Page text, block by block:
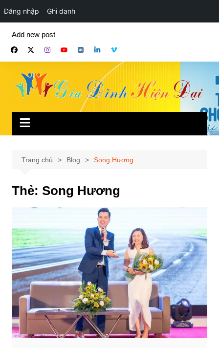
Đăng nhập Ghi danh
phần
Add new post
Trang chủ Blog Song Hương
Thẻ: Song Hương